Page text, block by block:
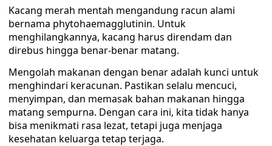
Kacang merah mentah mengandung racun alami
bernama phytohaemagglutinin. Untuk
menghilangkannya, kacang harus direndam dan
direbus hingga benar-benar matang.
Mengolah makanan dengan benar adalah kunci untuk
menghindari keracunan. Pastikan selalu mencuci,
menyimpan, dan memasak bahan makanan hingga
matang sempurna. Dengan cara ini, kita tidak hanya
bisa menikmati rasa lezat, tetapi juga menjaga
kesehatan keluarga tetap terjaga.